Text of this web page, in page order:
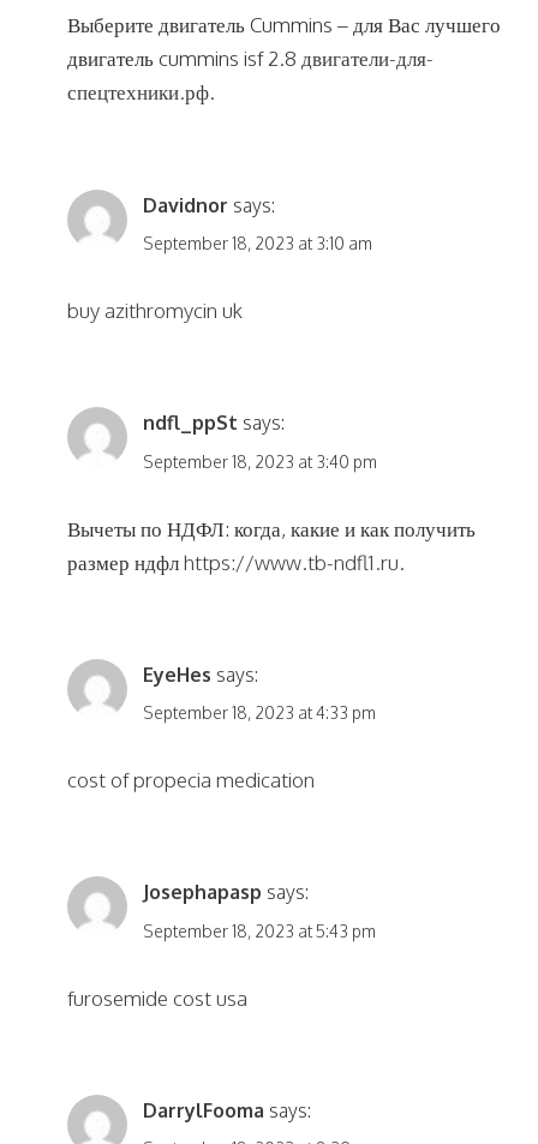
Выберите двигатель Cummins – для Вас лучшего
двигатель cummins isf 2.8 двигатели-для-
спецтехники.рф.
Davidnor says:
September 18, 2023 at 3:10 am
buy azithromycin uk
ndfl_ppSt says:
September 18, 2023 at 3:40 pm
Вычеты по НДФЛ: когда, какие и как получить
размер ндфлhttps://www.tb-ndfl1.ru.
EyeHes says:
September 18, 2023 at 4:33 pm
cost of propecia medication
Josephapasp says:
September 18, 2023 at 5:43 pm
furosemide cost usa
DarrylFooma says: